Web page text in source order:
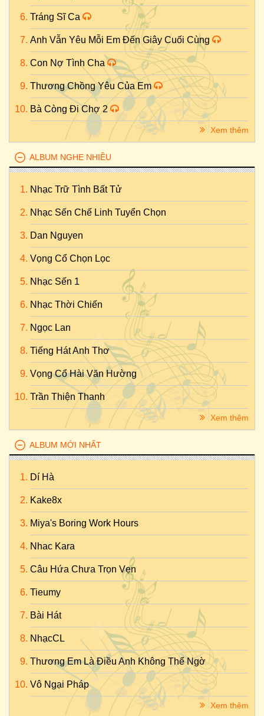
Tráng Sĩ Ca
Anh Vẫn Yêu Mỗi Em Đến Giây Cuối Cùng
Con Nợ Tình Cha
Thương Chồng Yêu Của Em
Bà Còng Đi Chợ 2
Xem thêm
ALBUM NGHE NHIỀU
Nhạc Trữ Tình Bất Tử
Nhạc Sến Chế Linh Tuyển Chọn
Dan Nguyen
Vọng Cổ Chọn Lọc
Nhạc Sến 1
Nhạc Thời Chiến
Ngọc Lan
Tiếng Hát Anh Thơ
Vọng Cổ Hài Văn Hường
Trần Thiện Thanh
Xem thêm
ALBUM MỚI NHẤT
Dí Hà
Kake8x
Miya's Boring Work Hours
Nhac Kara
Câu Hứa Chưa Trọn Vẹn
Tieumy
Bài Hát
NhạcCL
Thương Em Là Điều Anh Không Thể Ngờ
Vô Ngại Pháp
Xem thêm